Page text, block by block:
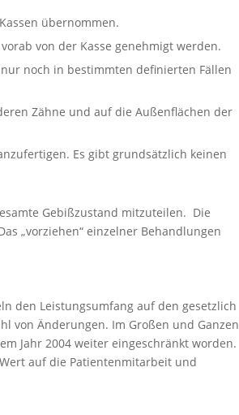
übernommen.
von der Kasse genehmigt werden.
noch in bestimmten definierten Fällen
Zähne und auf die Außenflächen der
Es gibt grundsätzlich keinen
Gebißzustand mitzuteilen. Die
„vorziehen“ einzelner Behandlungen
den Leistungsumfang auf den gesetzlich
von Änderungen. Im Großen und Ganzen
Jahr 2004 weiter eingeschränkt worden.
auf die Patientenmitarbeit und